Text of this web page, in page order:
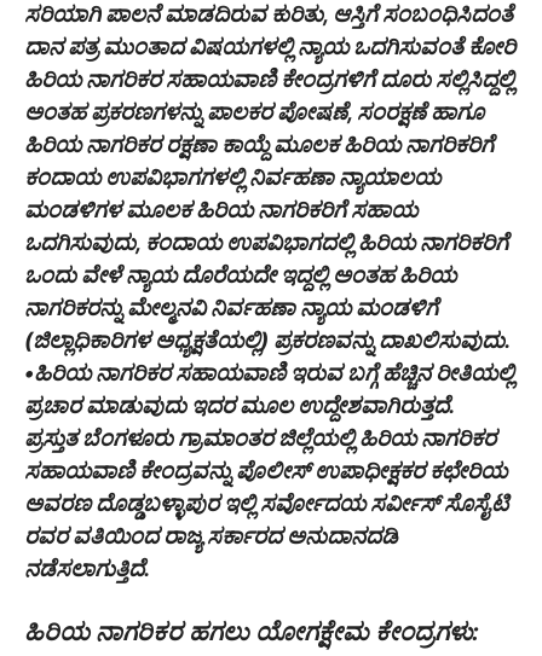
ಸರಿಯಾಗಿ ಪಾಲನೆ ಮಾಡದಿರುವ ಕುರಿತು, ಆಸ್ತಿಗೆ ಸಂಬಂಧಿಸಿದಂತೆ
ದಾನ ಪತ್ರ ಮುಂತಾದ ವಿಷಯಗಳಲ್ಲಿ ನ್ಯಾಯ ಒದಗಿಸುವಂತೆ ಕೋರಿ
ಹಿರಿಯ ನಾಗರಿಕರ ಸಹಾಯವಾಣಿ ಕೇಂದ್ರಗಳಿಗೆ ದೂರು ಸಲ್ಲಿಸಿದ್ದಲ್ಲಿ
ಅಂತಹ ಪ್ರಕರಣಗಳನ್ನು ಪಾಲಕರ ಪೋಷಣೆ, ಸಂರಕ್ಷಣೆ ಹಾಗೂ
ಹಿರಿಯ ನಾಗರಿಕರ ರಕ್ಷಣಾ ಕಾಯ್ದೆ ಮೂಲಕ ಹಿರಿಯ ನಾಗರಿಕರಿಗೆ
ಕಂದಾಯ ಉಪವಿಭಾಗಗಳಲ್ಲಿ ನಿರ್ವಹಣಾ ನ್ಯಾಯಾಲಯ
ಮಂಡಳಿಗಳ ಮೂಲಕ ಹಿರಿಯ ನಾಗರಿಕರಿಗೆ ಸಹಾಯ
ಒದಗಿಸುವುದು, ಕಂದಾಯ ಉಪವಿಭಾಗದಲ್ಲಿ ಹಿರಿಯ ನಾಗರಿಕರಿಗೆ
ಒಂದು ವೇಳೆ ನ್ಯಾಯ ದೊರೆಯದೇ ಇದ್ದಲ್ಲಿ ಅಂತಹ ಹಿರಿಯ
ನಾಗರಿಕರನ್ನು ಮೇಲ್ಮನವಿ ನಿರ್ವಹಣಾ ನ್ಯಾಯ ಮಂಡಳಿಗೆ
(ಜಿಲ್ಲಾಧಿಕಾರಿಗಳ ಅಧ್ಯಕ್ಷತೆಯಲ್ಲಿ) ಪ್ರಕರಣವನ್ನು ದಾಖಲಿಸುವುದು.
•ಹಿರಿಯ ನಾಗರಿಕರ ಸಹಾಯವಾಣಿ ಇರುವ ಬಗ್ಗೆ ಹೆಚ್ಚಿನ ರೀತಿಯಲ್ಲಿ
ಪ್ರಚಾರ ಮಾಡುವುದು ಇದರ ಮೂಲ ಉದ್ದೇಶವಾಗಿರುತ್ತದೆ.
ಪ್ರಸ್ತುತ ಬೆಂಗಳೂರು ಗ್ರಾಮಾಂತರ ಜಿಲ್ಲೆಯಲ್ಲಿ ಹಿರಿಯ ನಾಗರಿಕರ
ಸಹಾಯವಾಣಿ ಕೇಂದ್ರವನ್ನು ಪೊಲೀಸ್ ಉಪಾಧೀಕ್ಷಕರ ಕಛೇರಿಯ
ಅವರಣ ದೊಡ್ಡಬಳ್ಳಾಪುರ ಇಲ್ಲಿ ಸರ್ವೋದಯ ಸರ್ವೀಸ್ ಸೊಸೈಟಿ
ರವರ ವತಿಯಿಂದ ರಾಜ್ಯ ಸರ್ಕಾರದ ಅನುದಾನದಡಿ
ನಡೆಸಲಾಗುತ್ತಿದೆ.
ಹಿರಿಯ ನಾಗರಿಕರ ಹಗಲು ಯೋಗಕ್ಷೇಮ ಕೇಂದ್ರಗಳು: